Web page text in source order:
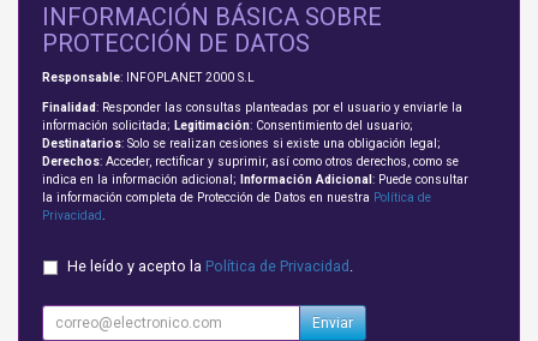
INFORMACIÓN BÁSICA SOBRE
PROTECCIÓN DE DATOS
Responsable: INFOPLANET 2000 S.L
Finalidad: Responder las consultas planteadas por el usuario y enviarle la
información solicitada; Legitimación: Consentimiento del usuario;
Destinatarios: Solo se realizan cesiones si existe una obligación legal;
Derechos: Acceder, rectificar y suprimir, así como otros derechos, como se
indica en la información adicional;
Información Adicional : Puede consultar
la información completa de Protección de Datos en nuestra Política de
Privacidad
He leído y acepto la Política de Privacidad
Enviar